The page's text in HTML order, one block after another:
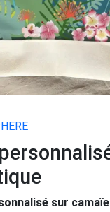
sur